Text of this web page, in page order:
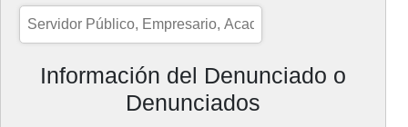
Información del Denunciado o
Denunciados